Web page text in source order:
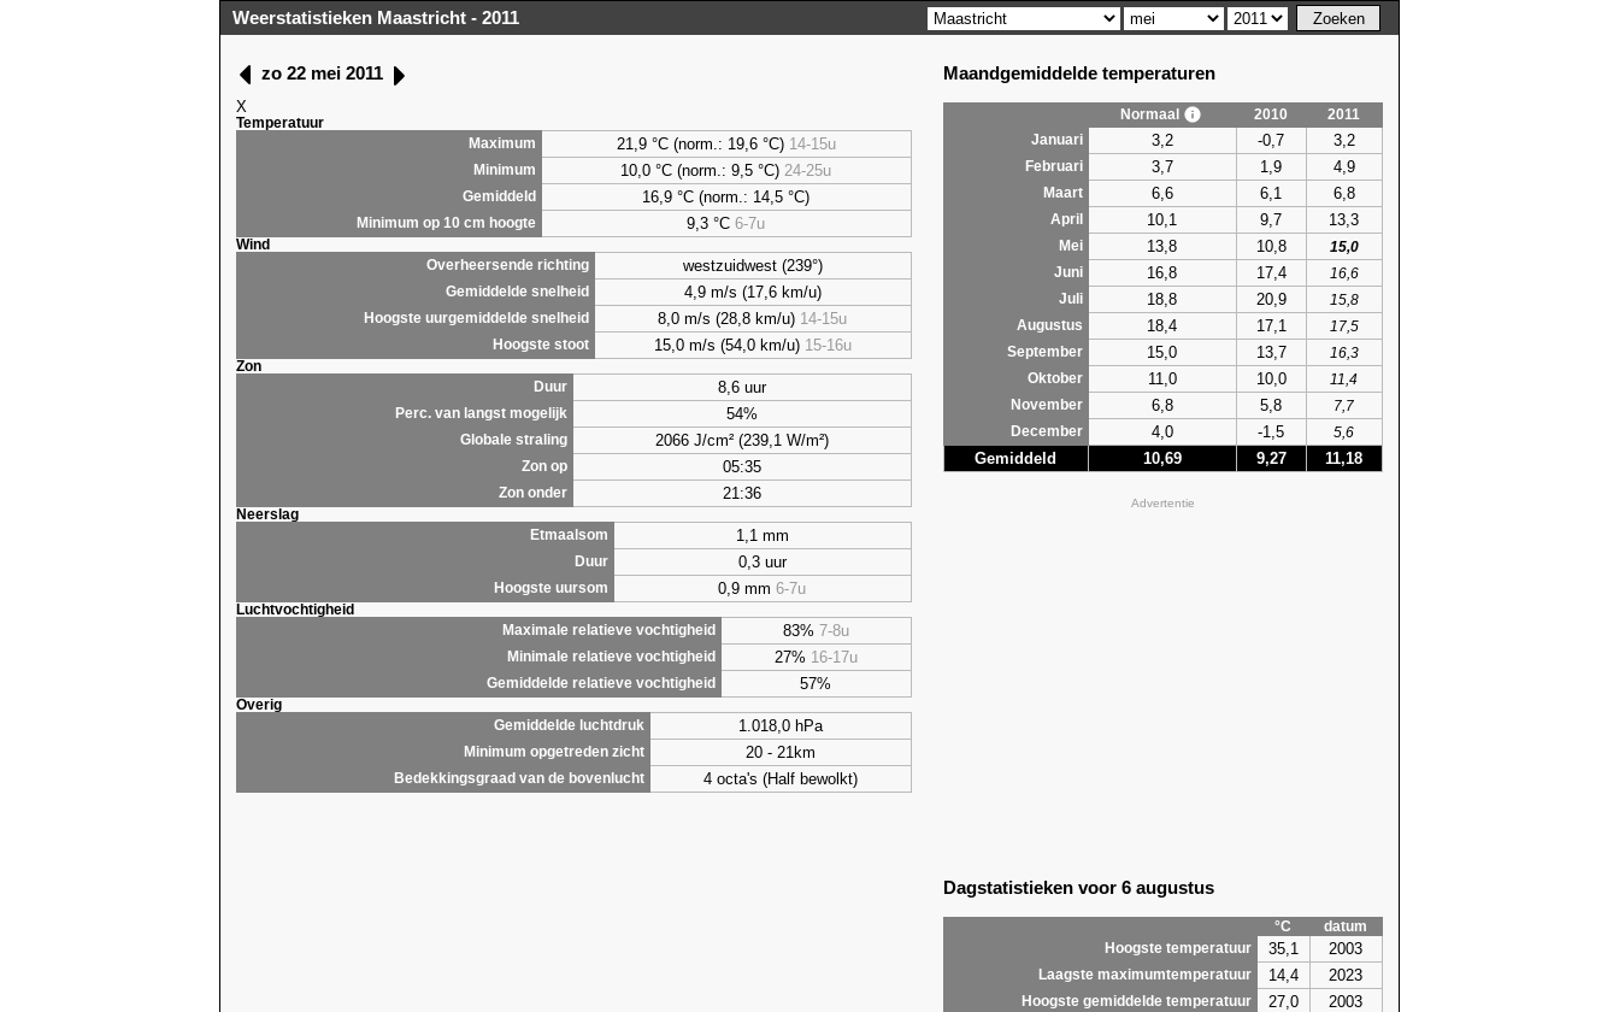
Weerstatistieken Maastricht - 2011
zo 22 mei 2011
X
Temperatuur
Maximum
21,9 °C (norm.: 19,6 °C) 14-15u
Minimum 10,0 °C (norm.: 9,5 °C) 24-25u
Gemiddeld 16,9 °C (norm.: 14,5 °C)
Minimum op 10 cm hoogte 9,3 °C6-7u
Wind
Overheersende richting
westzuidwest (239°)
Gemiddelde snelheid 4,9 m/s (17,6 km/u)
Hoogste uurgemiddelde snelheid 8,0 m/s (28,8 km/u) 14-15u
Hoogste stoot 15,0 m/s (54,0 km/u) 15-16u
Zon
Duur
8,6 uur
Perc. van langst mogelijk 54%
Globale straling 2066 J/cm² (239,1 W/m²)
Zon op 05:35
Zon onder 21:36
Neerslag
Etmaalsom
1,1 mm
Duur 0,3 uur
Hoogste uursom 0,9 mm6-7u
Luchtvochtigheid
Maximale relatieve vochtigheid
83% 7-8u
Minimale relatieve vochtigheid 27% 16-17u
Gemiddelde relatieve vochtigheid 57%
Overig
Gemiddelde luchtdruk
1.018,0 hPa
Minimum opgetreden zicht 20 - 21km
Bedekkingsgraad van de bovenlucht 4 octa's (Half bewolkt)
Maandgemiddelde temperaturen
Normaal 2010
2011
Januari
3,2 -0,7 3,2
Februari 3,7 1,9 4,9
Maart 6,6 6,1 6,8
April 10,1 9,7 13,3
Mei 13,8 10,8
15,0
Juni
16,8 17,4
16,6
Juli
18,8 20,9
15,8
Augustus
18,4 17,1
17,5
September
15,0 13,7
16,3
Oktober
11,0 10,0
11,4
November
6,8 5,8
7,7
December
4,0 -1,5 5,6
Gemiddeld 10,69 9,27 11,18
Advertentie
Dagstatistieken voor 6 augustus
°C
datum
Hoogste temperatuur
35,1 2003
Laagste maximumtemperatuur 14,4 2023
Hoogste gemiddelde temperatuur 27,0 2003